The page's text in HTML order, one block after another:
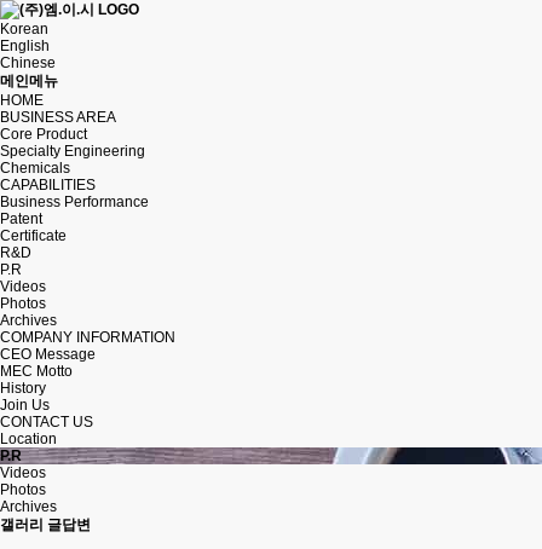
Korean
English
Chinese
메인메뉴
HOME
BUSINESS AREA
Core Product
Specialty Engineering
Chemicals
CAPABILITIES
Business Performance
Patent
Certificate
R&D
P.R
Videos
Photos
Archives
COMPANY INFORMATION
CEO Message
MEC Motto
History
Join Us
CONTACT US
Location
P.R
Videos
Photos
Archives
갤러리 글답변